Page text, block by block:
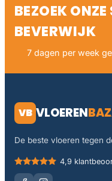
BEZOEK
BEVERWIJK
7 dagen per week
VB VLOEREN
De beste vloeren tegen
4,9